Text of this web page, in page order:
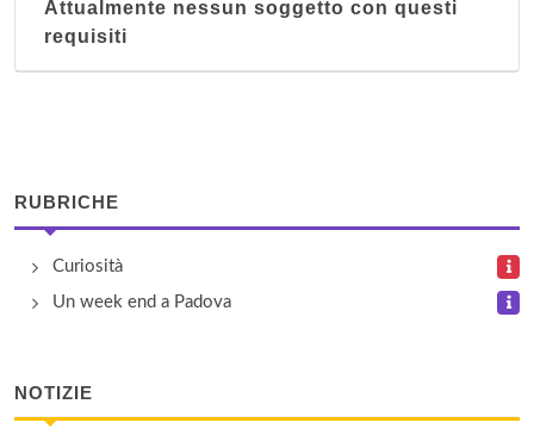
Ai Salici
Al Collina Tranquilla
Al Girasole
Attualmente nessun soggetto con questi
requisiti
RUBRICHE
Curiosità
Un week end a Padova
NOTIZIE